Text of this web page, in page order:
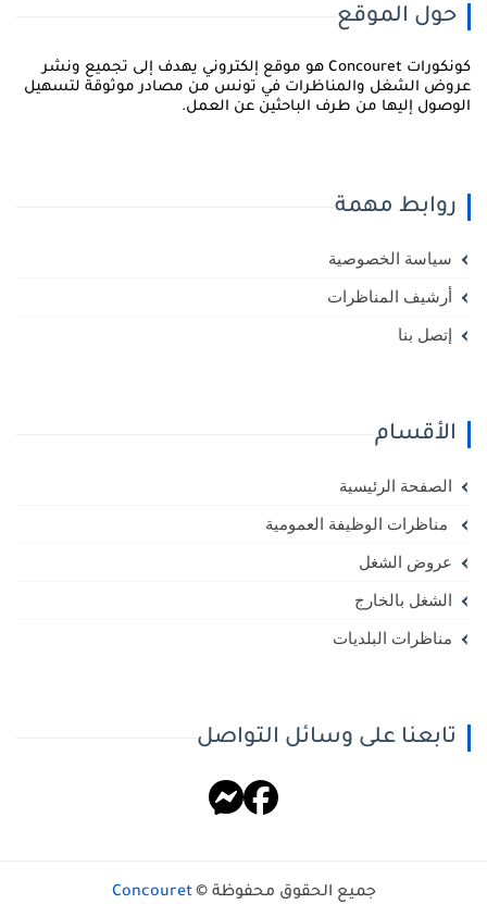
حول الموقع
كونكورات Concouret هو موقع إلكتروني يهدف إلى تجميع ونشر
الشغل والمناظرات في تونس من مصادر موثوقة لتسهيل
إليها من طرف الباحثين عن العمل.
روابط مهمة
سياسة الخصوصية
أرشيف المناظرات
إتصل بنا
الأقسام
الصفحة الرئيسية
مناظرات الوظيفة العمومية
عروض الشغل
الشغل بالخارج
مناظرات البلديات
تابعنا على وسائل التواصل
جميع الحقوق محفوظة © Concouret